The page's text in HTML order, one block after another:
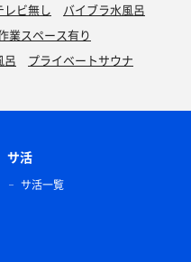
レビ無し
バイブラ水風呂
業スペース有り
呂 プライベートサウナ
サ活
サ活一覧